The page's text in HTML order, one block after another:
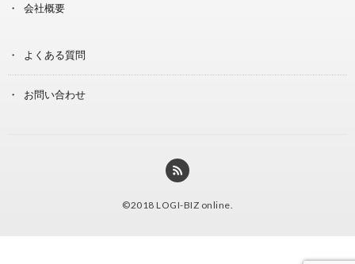
会社概要
よくある質問
お問い合わせ
©2018 LOGI-BIZ online